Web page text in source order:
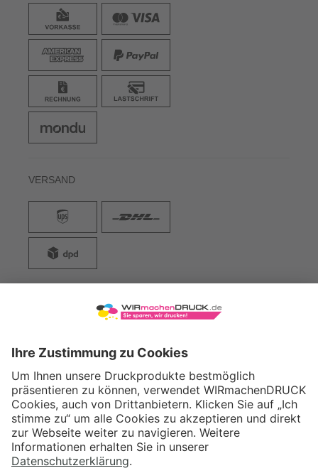
VERSAND
WIRmachenDRUCK GmbH
71522 Backnang
Tel.: +49 (0) 711 995 982 - 20
Fax: +49 (0) 711 995 982 - 21
SOCIAL MEDIA